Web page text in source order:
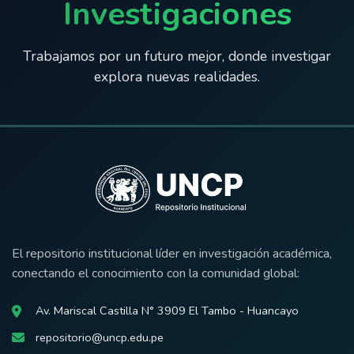
Investigaciones
Trabajamos por un futuro mejor, donde investigar
explora nuevas realidades.
El repositorio institucional líder en investigación académica,
conectando el conocimiento con la comunidad global:
Av. Mariscal Castilla N° 3909 El Tambo - Huancayo
repositorio@uncp.edu.pe